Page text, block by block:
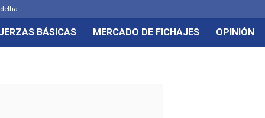
BÁSICAS MERCADO DE FICHAJES OPINIÓN